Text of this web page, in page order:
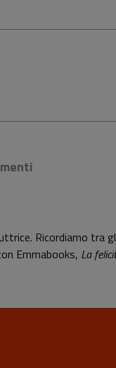
Ricordiamo tra
Emmabooks, La